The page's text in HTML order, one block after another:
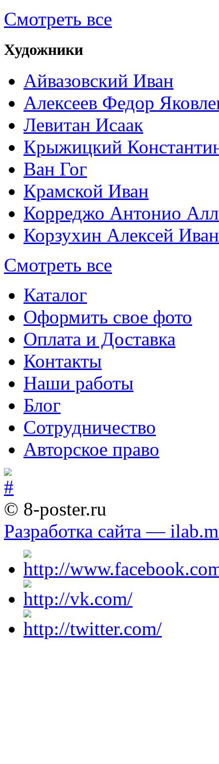
Смотреть все
Художники
Айвазовский Иван
Алексеев Федор
Левитан Исаак
Крыжицкий
Ван Гог
Крамской Иван
Корреджо Антонио
Корзухин Алексей
Смотреть все
Каталог
Оформить свое фото
Оплата и Доставка
Контакты
Наши работы
Блог
Сотрудничество
Авторское право
© 8-poster.ru
Разработка сайта —